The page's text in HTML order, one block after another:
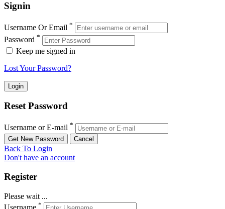
Signin
Username Or Email *
Password *
Keep me signed in
Lost Your Password?
Reset Password
Username or E-mail *
Back To Login
Don't have an account
Register
Please wait ...
*